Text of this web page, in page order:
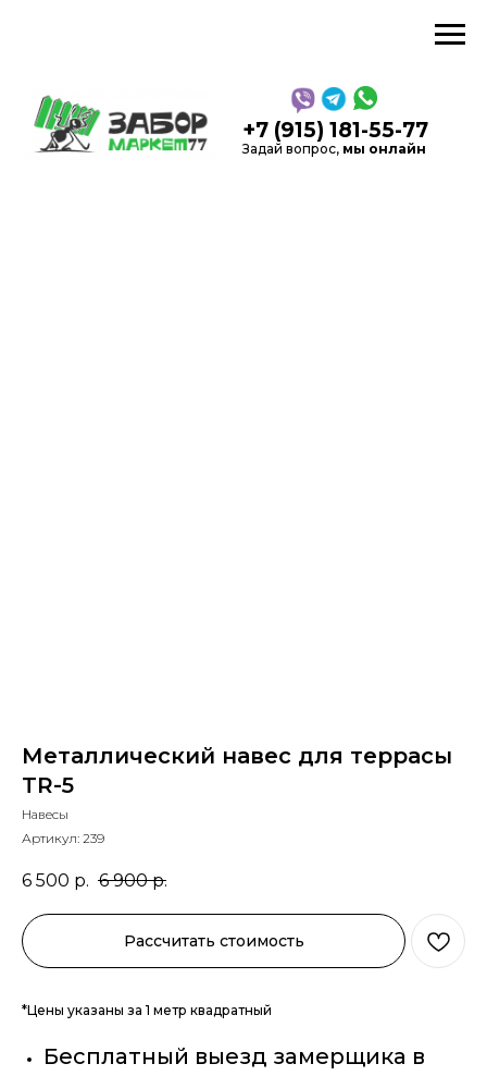
+7 (915) 181-55-77
Задай вопрос, мы онлайн
Металлический навес для террасы
TR-5
Навесы
Артикул: 239
6 500 р. 6 900 р.
Рассчитать стоимость
*Цены указаны за 1 метр квадратный
Бесплатный выезд замерщика в